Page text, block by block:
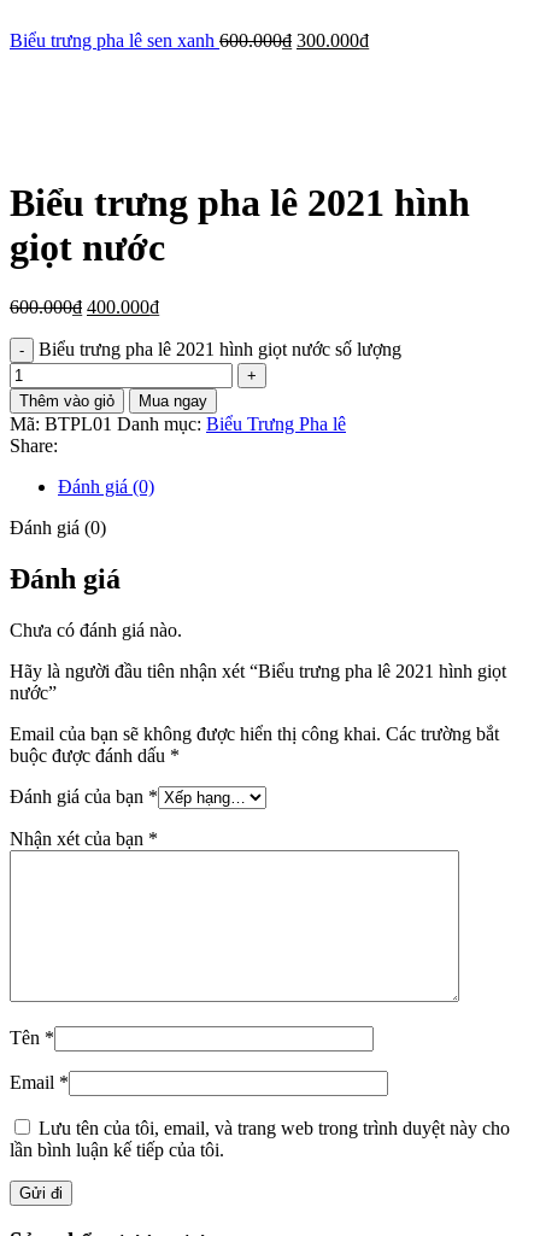
Biểu trưng pha lê sen xanh 600.000₫ 300.000₫
Biểu trưng pha lê 2021 hình
giọt nước
600.000₫ 400.000₫
Biểu trưng pha lê 2021 hình giọt nước số lượng
Thêm vào giỏ Mua ngay
Mã: BTPL01 Danh mục: Biểu Trưng Pha lê
Share:
Đánh giá (0)
Đánh giá (0)
Đánh giá
Chưa có đánh giá nào.
Hãy là người đầu tiên nhận xét “Biểu trưng pha lê 2021 hình giọt
nước”
Email của bạn sẽ không được hiển thị công khai. Các trường bắt
buộc được đánh dấu *
Đánh giá của bạn *
Nhận xét của bạn *
Tên *
Email *
Lưu tên của tôi, email, và trang web trong trình duyệt này cho
lần bình luận kế tiếp của tôi.